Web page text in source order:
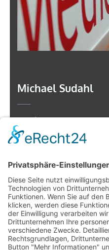
Michael Sudahl
Beethovenstr. 4
73614 Schorndorf
Telefon: 07181 477 9998
Leonhard Fromm
Goethestr. 27
73614 Schorndorf